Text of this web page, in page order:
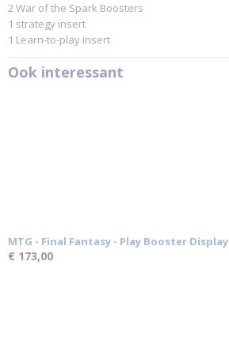
2 War of the Spark Boosters
1 strategy insert
1 Learn-to-play insert
Ook interessant
MTG - Final Fantasy - Play Booster Display
€ 173,00